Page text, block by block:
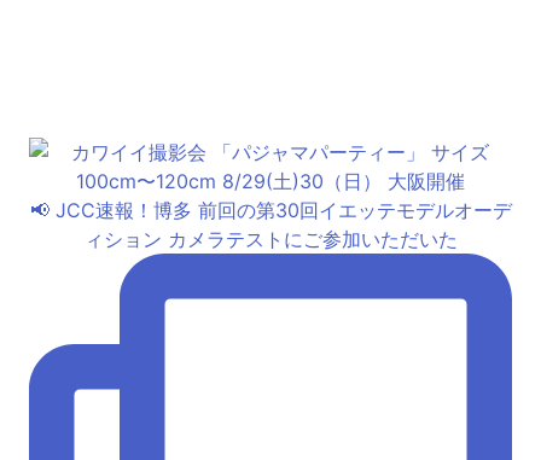
📢 JCC速報！博多 前回の第30回イエッテモデルオーデ
ィション カメラテストにご参加いただいた